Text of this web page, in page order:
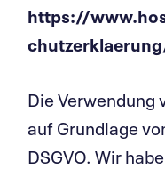
https://
Die Verwendung
auf Grundlage
DSGVO. Wir